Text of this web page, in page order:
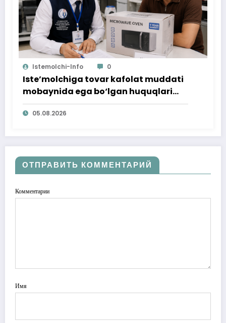
Istemolchi-Info 0
Iste’molchiga tovar kafolat muddati
mobaynida ega bo‘lgan huquqlari
ta’minlab berildi
05.08.2026
ОТПРАВИТЬ КОММЕНТАРИЙ
Комментарии
Имя